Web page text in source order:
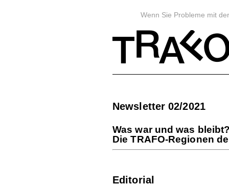
Wenn Sie Probleme mit
Newsletter 02/2021
Was war und was
Die TRAFO-Regionen
Editorial